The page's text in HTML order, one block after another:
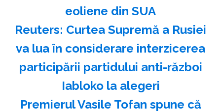
eoliene din SUA
Reuters: Curtea Supremă a Rusiei
va lua în considerare interzicerea
participării partidului anti-război
Iabloko la alegeri
Premierul Vasile Tofan spune că